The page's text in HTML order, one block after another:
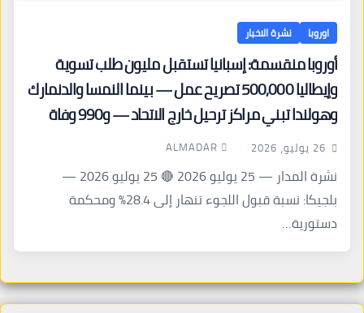
اوروبا نشرة الاخبار
أوروبا منقسمة: إسبانيا تستقبل مليون طلب تسوية
وإيطاليا 500,000 تصريح عمل — بينما النمسا والدنمارك
وهولندا تبني مراكز ترحيل خارج الاتحاد — و990 وفاة
في المتوسط في ثلاثة أشهر
26 يوليو، 2026 ALMADAR
نشرة المدار — 25 يوليو 2026 🔴 25 يوليو 2026 —
بلجيكا: نسبة قبول اللجوء تنهار إلى 28.4% ومحكمة
دستورية…